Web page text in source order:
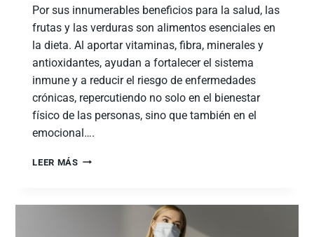
Por sus innumerables beneficios para la salud, las
frutas y las verduras son alimentos esenciales en
la dieta. Al aportar vitaminas, fibra, minerales y
antioxidantes, ayudan a fortalecer el sistema
inmune y a reducir el riesgo de enfermedades
crónicas, repercutiendo no solo en el bienestar
físico de las personas, sino que también en el
emocional….
LEER MÁS